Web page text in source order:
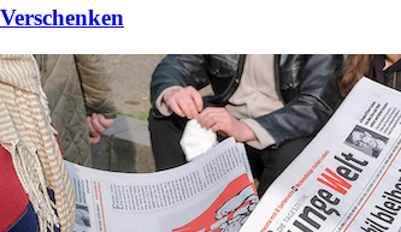
Verschenken